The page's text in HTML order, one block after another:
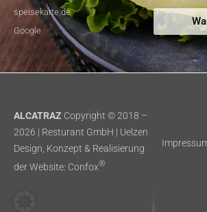
speisekarte.de
Google
ALCATRAZ Copyright © 2018 –
2026 | Resturant GmbH | Uelzen
Design, Konzept & Realisierung
der Website: Confox®